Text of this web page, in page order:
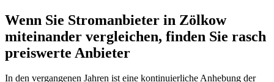
Wenn Sie Stromanbieter in Zölkow
miteinander vergleichen, finden Sie rasch
preiswerte Anbieter
In den vergangenen Jahren ist eine kontinuierliche Anhebung der